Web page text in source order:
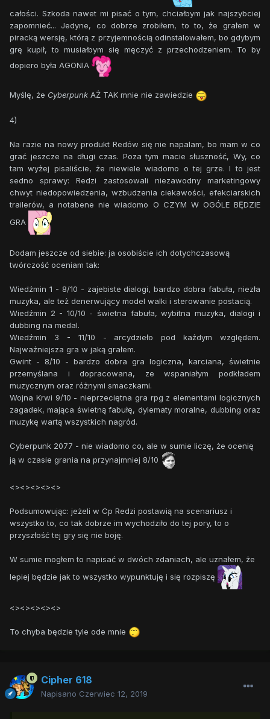
całości. Szkoda nawet mi pisać o tym, chciałbym jak najszybciej
zapomnieć... Jedyne, co dobrze zrobiłem, to to, że grałem w
piracką wersję, którą z przyjemnością odinstalowałem, bo gdybym
grę kupił, to musiałbym się męczyć z przechodzeniem. To by
dopiero była AGONIA
Myślę, że Cyberpunk AŻ TAK mnie nie zawiedzie
4)
Na razie na nowy produkt Redów się nie napalam, bo mam w co
grać jeszcze na długi czas. Poza tym macie słuszność, Wy, co
tam wyżej pisaliście, że niewiele wiadomo o tej grze. I to jest
sedno sprawy: Redzi zastosowali niezawodny marketingowy
chwyt niedopowiedzenia, wzbudzenia ciekawości, efekciarskich
trailerów, a notabene nie wiadomo O CZYM W OGÓLE BĘDZIE
GRA
Dodam jeszcze od siebie: ja osobiście ich dotychczasową
twórczość oceniam tak:
Wiedźmin 1 - 8/10 - zajebiste dialogi, bardzo dobra fabuła, niezła
muzyka, ale też denerwujący model walki i sterowanie postacią.
Wiedźmin 2 - 10/10 - świetna fabuła, wybitna muzyka, dialogi i
dubbing na medal.
Wiedźmin 3 - 11/10 - arcydzieło pod każdym względem.
Najważniejsza gra w jaką grałem.
Gwint - 8/10 - bardzo dobra gra logiczna, karciana, świetnie
przemyślana i dopracowana, ze wspaniałym podkładem
muzycznym oraz różnymi smaczkami.
Wojna Krwi 9/10 - nieprzeciętna gra rpg z elementami logicznych
zagadek, mająca świetną fabułę, dylematy moralne, dubbing oraz
muzykę wartą wszystkich nagród.
Cyberpunk 2077 - nie wiadomo co, ale w sumie liczę, że ocenię
ją w czasie grania na przynajmniej 8/10
<><><><><>
Podsumowując: jeżeli w Cp Redzi postawią na scenariusz i
wszystko to, co tak dobrze im wychodziło do tej pory, to o
przyszłość tej gry się nie boję.
W sumie mogłem to napisać w dwóch zdaniach, ale uznałem, że
lepiej będzie jak to wszystko wypunktuję i się rozpiszę
<><><><><>
To chyba będzie tyle ode mnie
Cipher 618
Napisano Czerwiec 12, 2019